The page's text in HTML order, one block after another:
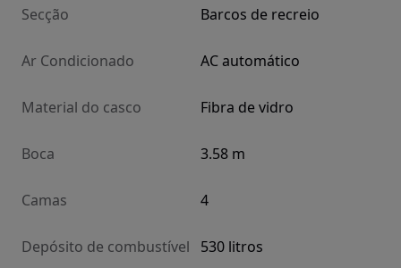
Secção Barcos de recreio
Ar Condicionado AC automático
Material do casco Fibra de vidro
Boca 3.58 m
Camas 4
Depósito de combustível 530 litros